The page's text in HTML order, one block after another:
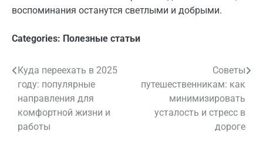
воспоминания останутся светлыми и добрыми.
Categories: Полезные статьи
Навигация
по
записям
Куда переехать в 2025
году: популярные
направления для
комфортной жизни и
работы
Советы
путешественникам: как
минимизировать
усталость и стресс в
дороге